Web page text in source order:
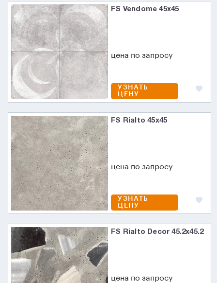
FS Vendome 45x45
цена по запросу
УЗНАТЬ
ЦЕНУ
FS Rialto 45x45
цена по запросу
УЗНАТЬ
ЦЕНУ
FS Rialto Decor 45.2x45.2
цена по запросу